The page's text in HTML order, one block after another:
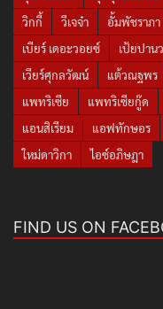
วิกกี้
วีเจจ๋า อั้มพัชราภา
เบียร์ เดอะวอยซ์
เป้ยปาน
เวียร์ศุกลวัฒน์
แต้วณฐพร
แพทริเซีย
แพทริเซียกู๊ด
แอนสิเรียม
แอฟทักษอร
ใหม่ดาวิกา
ไอซ์อภิษฎา
FIND US ON